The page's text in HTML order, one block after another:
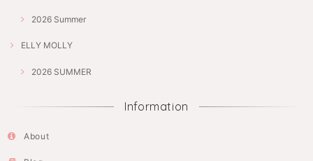
2026 Summer
ELLY MOLLY
2026 SUMMER
Information
About